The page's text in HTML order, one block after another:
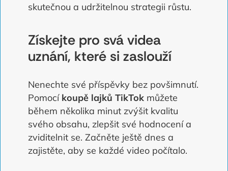
skutečnou a udržitelnou strategii růstu.
Získejte pro svá videa
uznání, které si zaslouží
Nenechte své příspěvky bez povšimnutí.
Pomocí koupě lajků TikTok můžete
během několika minut zvýšit kvalitu
svého obsahu, zlepšit své hodnocení a
zviditelnit se. Začněte ještě dnes a
zajistěte, aby se každé video počítalo.